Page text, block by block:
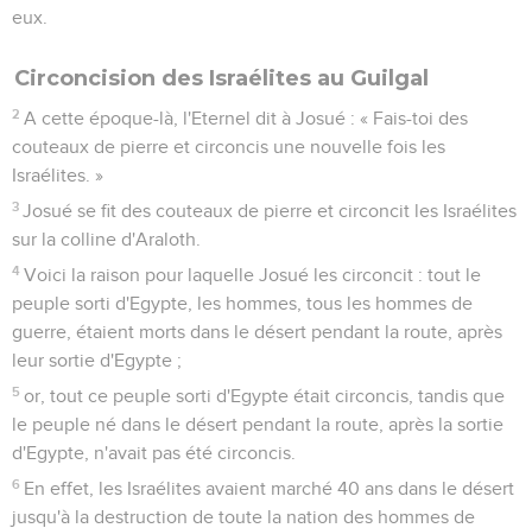
eux.
Circoncision des Israélites au Guilgal
2 A cette époque-là, l'Eternel dit à Josué : « Fais-toi des
couteaux de pierre et circoncis une nouvelle fois les
Israélites. »
3 Josué se fit des couteaux de pierre et circoncit les Israélites
sur la colline d'Araloth.
4 Voici la raison pour laquelle Josué les circoncit : tout le
peuple sorti d'Egypte, les hommes, tous les hommes de
guerre, étaient morts dans le désert pendant la route, après
leur sortie d'Egypte ;
5 or, tout ce peuple sorti d'Egypte était circoncis, tandis que
le peuple né dans le désert pendant la route, après la sortie
d'Egypte, n'avait pas été circoncis.
6 En effet, les Israélites avaient marché 40 ans dans le désert
jusqu'à la destruction de toute la nation des hommes de